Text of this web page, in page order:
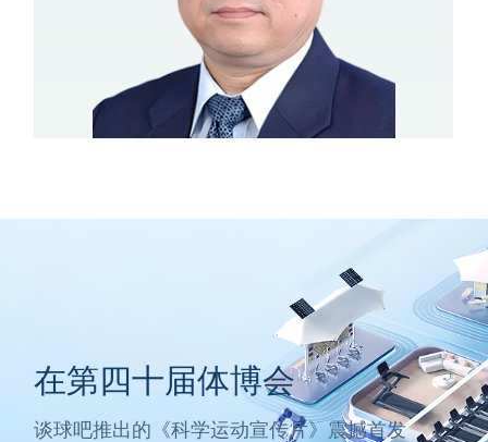
在第四十届体博会
谈球吧推出的《科学运动宣传片》震撼首发